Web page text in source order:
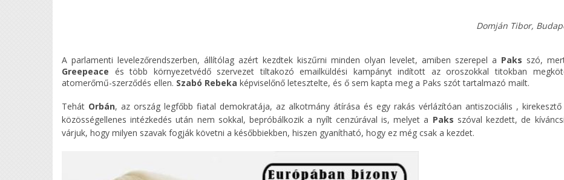
Domján Tibor,
A parlamenti levelezőrendszerben, állítólag azért kezdtek kiszűrni minden olyan levelet, amiben szerepel a Paks szó,
Greepeace és több környezetvédő szervezet tiltakozó emailküldési kampányt indított az oroszokkal titokban
atomerőmű-szerződés ellen. Szabó Rebeka képviselőnő letesztelte, és ő sem kapta meg a Paks szót tartalmazó mailt.
Tehát Orbán, az ország legfőbb fiatal demokratája, az alkotmány átírása és egy rakás vérlázítóan antiszociális , kirekesztő
közösségellenes intézkedés után nem sokkal, bepróbálkozik a nyílt cenzúrával is, melyet a Paks szóval kezdett, de
várjuk, hogy milyen szavak fogják követni a későbbiekben, hiszen gyanítható, hogy ez még csak a kezdet.